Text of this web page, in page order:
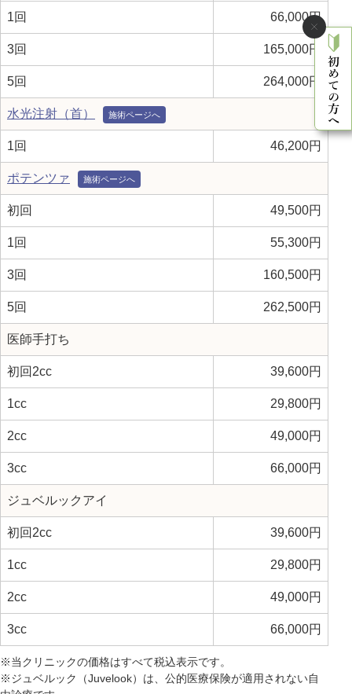
1回 66,000円
3回 165,000円
5回 264,000円
水光注射（首）
1回 46,200円
ポテンツァ
初回 49,500円
1回 55,300円
3回 160,500円
5回 262,500円
医師手打ち
初回2cc 39,600円
1cc 29,800円
2cc 49,000円
3cc 66,000円
ジュベルックアイ
初回2cc 39,600円
1cc 29,800円
2cc 49,000円
3cc 66,000円
※当クリニックの価格はすべて税込表示です。
※ジュベルック（Juvelook）は、公的医療保険が適用されない自